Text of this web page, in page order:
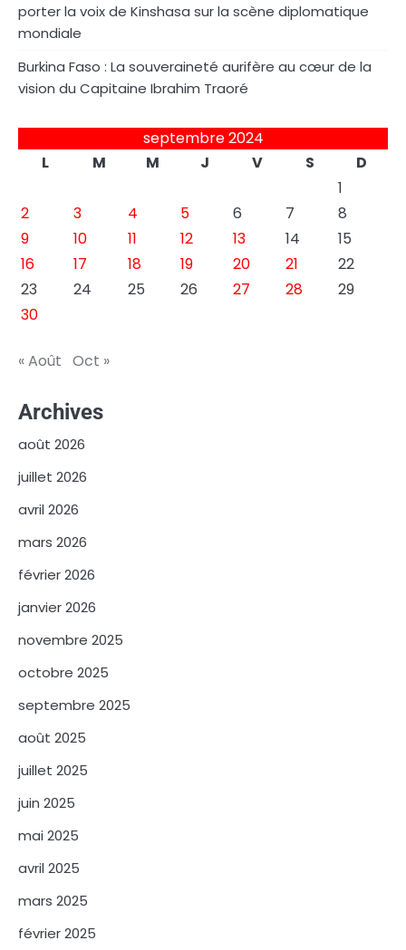
porter la voix de Kinshasa sur la scène diplomatique
mondiale
Burkina Faso : La souveraineté aurifère au cœur de la
vision du Capitaine Ibrahim Traoré
septembre 2024
L
M M J V S
D
1
2
3 4 5 6 7
8
9
10 11 12 13 14
15
16
17 18 19 20 21
22
23
24 25 26 27 28
29
30
« Août Oct »
Archives
août 2026
juillet 2026
avril 2026
mars 2026
février 2026
janvier 2026
novembre 2025
octobre 2025
septembre 2025
août 2025
juillet 2025
juin 2025
mai 2025
avril 2025
mars 2025
février 2025